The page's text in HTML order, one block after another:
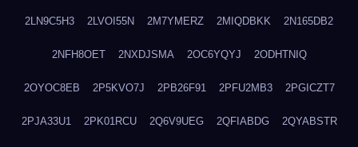
2LN9C5H3 2LVOI55N 2M7YMERZ 2MIQDBKK 2N165DB2
2NFH8OET 2NXDJSMA 2OC6YQYJ 2ODHTNIQ
2OYOC8EB 2P5KVO7J 2PB26F91 2PFU2MB3 2PGICZT7
2PJA33U1 2PK01RCU 2Q6V9UEG 2QFIABDG 2QYABSTR